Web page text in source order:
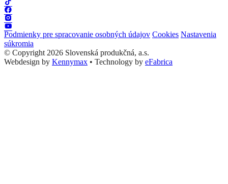
Podmienky pre spracovanie osobných údajov Cookies Nastavenia
súkromia
© Copyright 2026 Slovenská produkčná, a.s.
Webdesign by Kennymax • Technology by eFabrica